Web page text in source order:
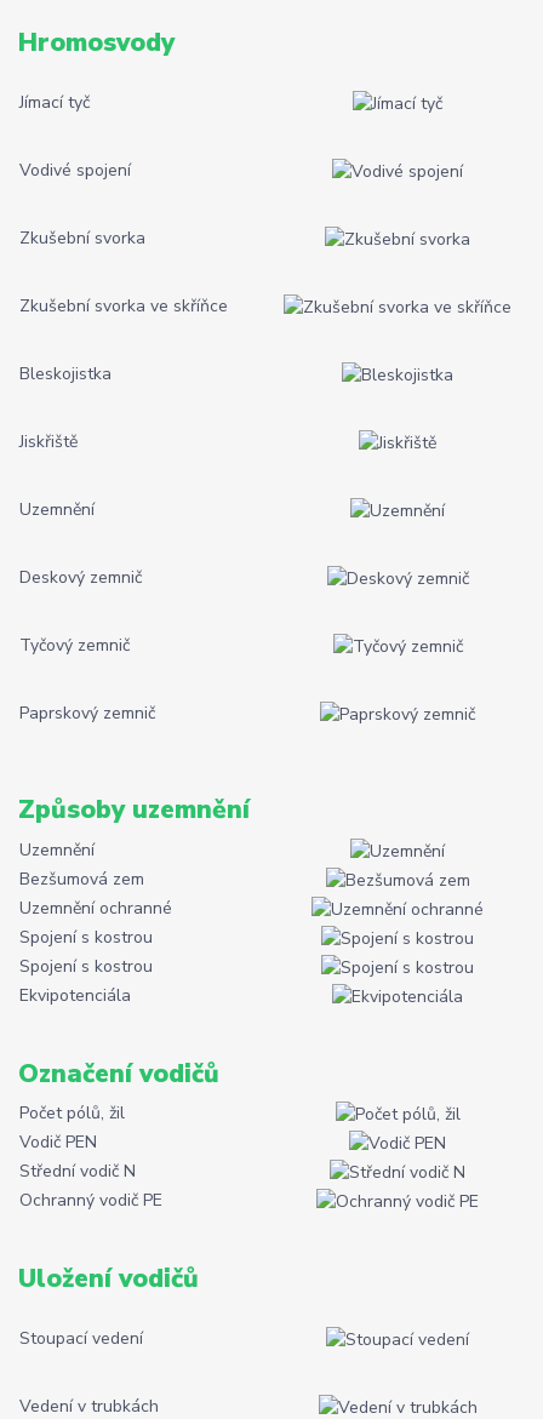
Hromosvody
Jímací tyč
Vodivé spojení
Zkušební svorka
Zkušební svorka ve skříňce
Bleskojistka
Jiskřiště
Uzemnění
Deskový zemnič
Tyčový zemnič
Paprskový zemnič
Způsoby uzemnění
Uzemnění
Bezšumová zem
Uzemnění ochranné
Spojení s kostrou
Spojení s kostrou
Ekvipotenciála
Označení vodičů
Počet pólů, žil
Vodič PEN
Střední vodič N
Ochranný vodič PE
Uložení vodičů
Stoupací vedení
Vedení v trubkách